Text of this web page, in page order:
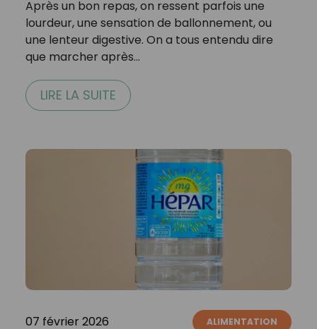
Après un bon repas, on ressent parfois une
lourdeur, une sensation de ballonnement, ou
une lenteur digestive. On a tous entendu dire
que marcher après…
LIRE LA SUITE
07 février 2026 ALIMENTATION